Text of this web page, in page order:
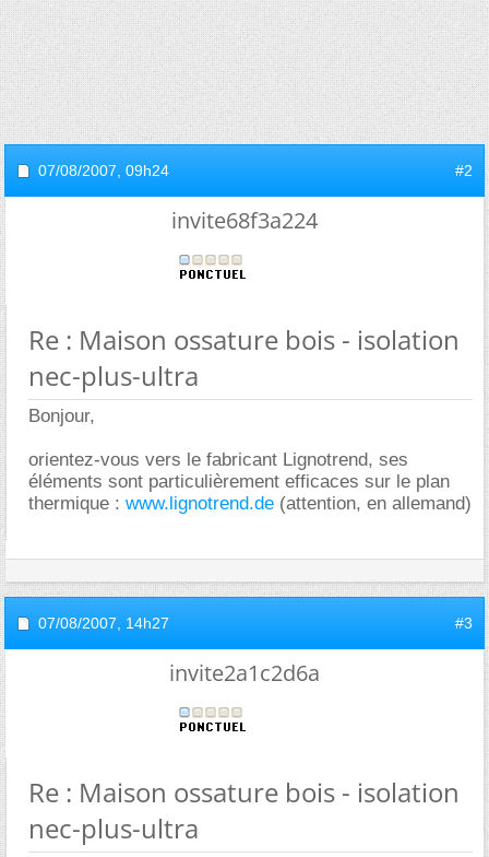
07/08/2007, 09h24 #2
invite68f3a224
Re : Maison ossature bois - isolation
nec-plus-ultra
Bonjour,
orientez-vous vers le fabricant Lignotrend, ses
éléments sont particulièrement efficaces sur le plan
thermique : www.lignotrend.de (attention, en allemand)
07/08/2007, 14h27 #3
invite2a1c2d6a
Re : Maison ossature bois - isolation
nec-plus-ultra